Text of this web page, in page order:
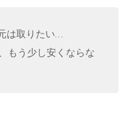
は取りたい…
もう少し安くならな